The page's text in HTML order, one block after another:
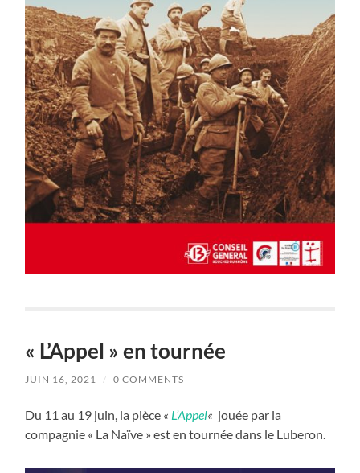
« L’Appel » en tournée
JUIN 16, 2021 / 0 COMMENTS
Du 11 au 19 juin, la pièce « L’Appel« jouée par la
compagnie « La Naïve » est en tournée dans le Luberon.